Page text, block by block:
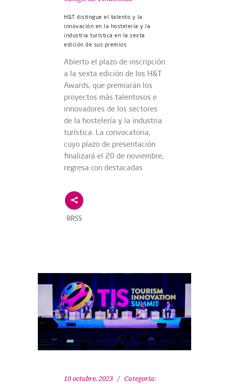
H&T distingue el talento y la
innovación en la hostelería y la
industria turística en la sexta
edición de sus premios
Abierto el plazo de inscripción
a la sexta edición de los H&T
Awards, que premiarán los
proyectos más talentosos e
innovadores de los sectores
de la hostelería y la industria
turística. La convocatoria,
cuyo plazo de presentación
finalizará el 20 de noviembre,
regresa con destacadas
RRSS
10 octubre, 2023
Categoría: